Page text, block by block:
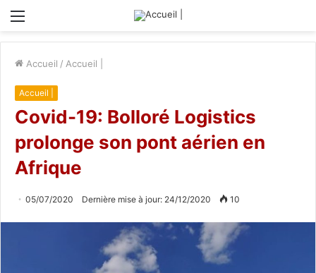
Menu
Accueil / Accueil |
Accueil |
Covid-19: Bolloré Logistics
prolonge son pont aérien en
Afrique
05/07/2020 Dernière mise à jour: 24/12/2020 10